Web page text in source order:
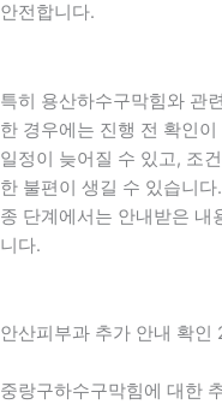
안전합니다.
특히 용산하수구막힘와 관
한 경우에는 진행 전 확인
일정이 늦어질 수 있고, 조
한 불편이 생길 수 있습니
종 단계에서는 안내받은 내
니다.
안산피부과 추가 안내 확
중랑구하수구막힘에 대한